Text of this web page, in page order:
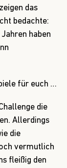
das
bedachte:
haben
für euch …
die
Allerdings
die
vermutlich
fleißig den